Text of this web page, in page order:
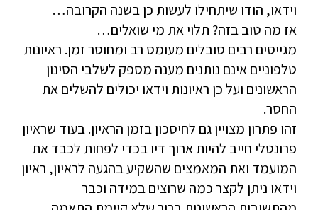
וידאו, הודו שיתחילו לעשות כן בשנה הקרובה…
אז מה טוב בזה? תלוי את מי שואלים…
מגייסים רבים סובלים מעומס רב ומחוסר זמן. ראיונות
טלפוניים אינם נותנים מענה מספק לשלבי הסינון
הראשונים ועל כן ראיונות וידאו יכולים להשלים את
החסר.
זהו פתרון מצויין גם לחיסכון בזמן הראיון. בעוד שראיון
פרונטלי חייב להיות ארוך דיו בכדי לפחות לכבד את
המועמד ואת המאמצים שהשקיע בהגעה לראיון, ראיון
וידאו ניתן לקצר כמה שרוצים במידה וכבר